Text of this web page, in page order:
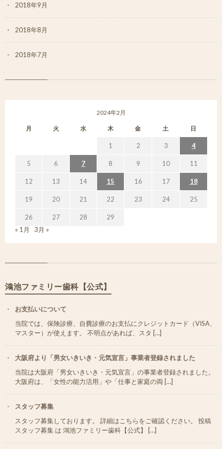
2018年9月
2018年8月
2018年7月
2024年2月
月 火 水 木 金 土 日
1 2 3 4
5 6 7 8 9 10 11
12 13 14 15 16 17 18
19 20 21 22 23 24 25
26 27 28
29
« 1月
3月 »
鴻池ファミリー歯科【公式】
お支払いについて
当院では、保険診療、自費診療のお支払にクレジットカード（VISA、
マスター）が使えます。 不明点があれば、スタ […]
大阪府より「男女いきいき・元気宣言」事業者登録されました
当院は大阪府「男女いきいき・元気宣言」の事業者登録されました。
大阪府は、「女性の能力活用」や「仕事と家庭の両 […]
スタッフ募集
スタッフ募集しております。 詳細はこちらをご確認ください。 投稿
スタッフ募集 は 鴻池ファミリー歯科【公式】 […]